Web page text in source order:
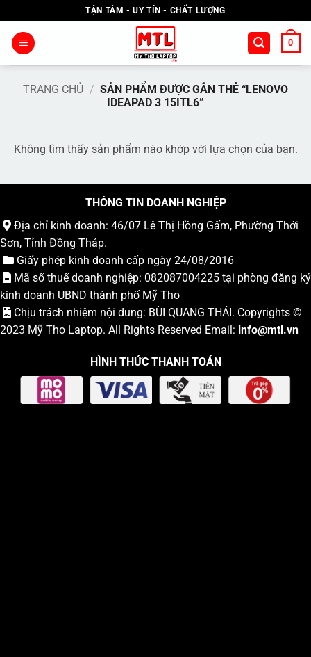
qua
nội
TẬN TÂM - UY TÍN - CHẤT LƯỢNG
0
TRANG CHỦ / SẢN PHẨM ĐƯỢC GẮN THẺ “LENOVO
IDEAPAD 3 15ITL6”
Không tìm thấy sản phẩm nào khớp với lựa chọn của bạn.
THÔNG TIN DOANH NGHIỆP
Địa chỉ kinh doanh: 46/07 Lê Thị Hồng Gấm, Phường Thới
Sơn, Tỉnh Đồng Tháp.
Giấy phép kinh doanh cấp ngày 24/08/2016
Mã số thuế doanh nghiệp: 082087004225 tại phòng đăng ký
kinh doanh UBND thành phố Mỹ Tho
Chịu trách nhiệm nội dung: BÙI QUANG THÁI. Copyrights ©
2023 Mỹ Tho Laptop. All Rights Reserved Email: info@mtl.vn
HÌNH THỨC THANH TOÁN